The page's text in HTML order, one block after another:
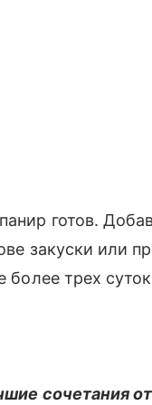
готов.
закуски или
более трех
сочетания